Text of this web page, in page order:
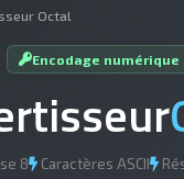
Octal
Encodage numérique
8 Caractères ASCII